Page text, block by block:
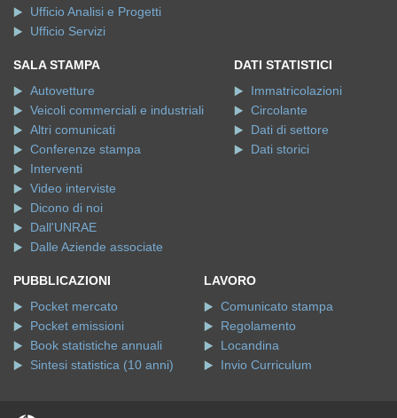
Ufficio Analisi e Progetti
Ufficio Servizi
SALA STAMPA
Autovetture
Veicoli commerciali e industriali
Altri comunicati
Conferenze stampa
Interventi
Video interviste
Dicono di noi
Dall'UNRAE
Dalle Aziende associate
DATI STATISTICI
Immatricolazioni
Circolante
Dati di settore
Dati storici
PUBBLICAZIONI
Pocket mercato
Pocket emissioni
Book statistiche annuali
Sintesi statistica (10 anni)
LAVORO
Comunicato stampa
Regolamento
Locandina
Invio Curriculum